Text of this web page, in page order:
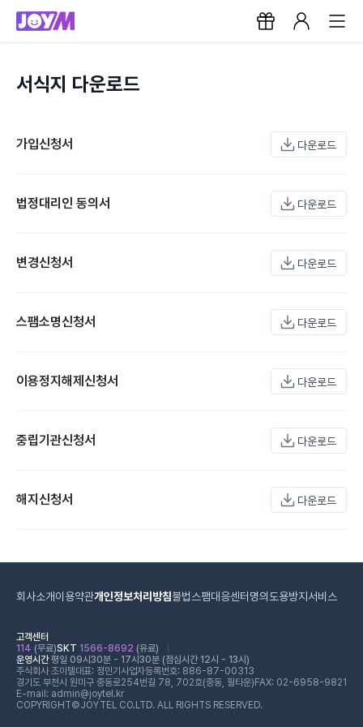
서식지 다운로드
가입신청서 다운로드
법정대리인 동의서 다운로드
변경신청서 다운로드
스팸소명신청서 다운로드
이용정지해제신청서 다운로드
중립기관신청서 다운로드
해지신청서 다운로드
회사소개이용약관개인정보처리방침불법스팸대응센터 명의도용방지서비스
고객센터
114 (무료)SKT 1566-8692 (유료)
운영시간평일 09시30분 - 17시30분 (점심시간 12시 - 13시)
주식회사 조이텔대표: 정민기 사업자등록번호: 886-87-00313
경기도 부천시 원미구 중동로254번길 78, 702호(중동, 필타운) FAX: 02-6958-9821
E-mail: admin@joytel.kr
COPYRIGHT©JOYTEL CO.LTD. ALL RIGHTS RESERVED.